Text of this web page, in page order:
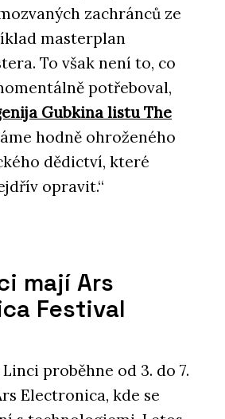
zachránců ze
masterplan
To však není to, co
potřeboval,
Gubkina listu The
hodně ohroženého
dědictví, které
opravit.“
mají Ars
Festival
proběhne od 3. do 7.
Electronica, kde se